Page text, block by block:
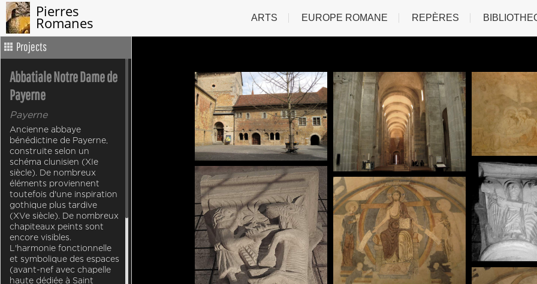
Pierres
Romanes ARTS EUROPE ROMANE REPÈRES
Projects
Abbatiale Notre Dame de
Payerne
Payerne
Ancienne abbaye
bénédictine de Payerne,
construite selon un
schéma clunisien (XIe
siècle). De nombreux
éléments proviennent
toutefois d'une inspiration
gothique plus tardive
(XVe siècle). De nombreux
chapiteaux peints sont
encore visibles.
L'harmonie fonctionnelle
et symbolique des espaces
(avant-nef avec chapelle
haute dédiée à Saint